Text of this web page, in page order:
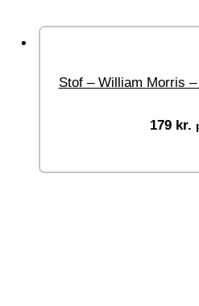
Stof – William Morris
179 kr.